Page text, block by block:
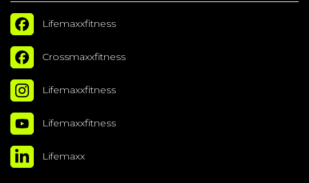
Lifemaxxfitness
Crossmaxxfitness
Lifemaxxfitness
Lifemaxxfitness
Lifemaxx